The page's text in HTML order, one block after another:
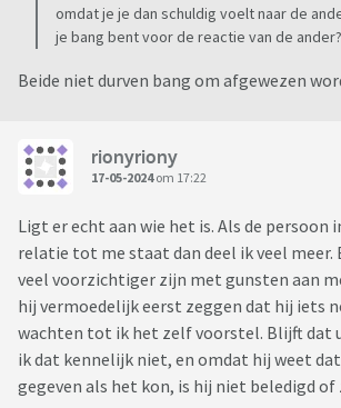
omdat je je dan schuldig voelt naar de
je bang bent voor de reactie van de
Beide niet durven bang om afgewezen
rionyriony
17-05-2024om 17:22
Ligt er echt aan wie het is. Als de persoon
relatie tot me staat dan deel ik veel meer.
veel voorzichtiger zijn met gunsten aan
hij vermoedelijk eerst zeggen dat hij iets
wachten tot ik het zelf voorstel. Blijft dat
ik dat kennelijk niet, en omdat hij weet
gegeven als het kon, is hij niet beledigd of